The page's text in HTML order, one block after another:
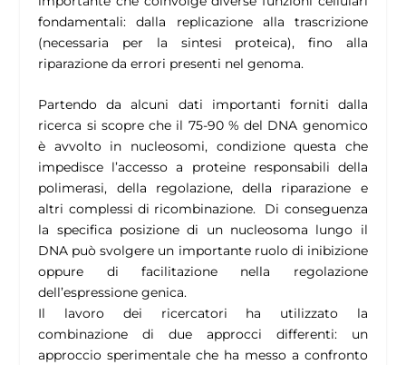
fondamentali: dalla replicazione alla trascrizione
(necessaria per la sintesi proteica), fino alla
riparazione da errori presenti nel genoma.
Partendo da alcuni dati importanti forniti dalla
ricerca si scopre che il 75-90 % del DNA genomico
è avvolto in nucleosomi, condizione questa che
impedisce l’accesso a proteine responsabili della
polimerasi, della regolazione, della riparazione e
altri complessi di ricombinazione. Di conseguenza
la specifica posizione di un nucleosoma lungo il
DNA può svolgere un importante ruolo di inibizione
oppure di facilitazione nella regolazione
dell’espressione genica.
Il lavoro dei ricercatori ha utilizzato la
combinazione di due approcci differenti: un
approccio sperimentale che ha messo a confronto